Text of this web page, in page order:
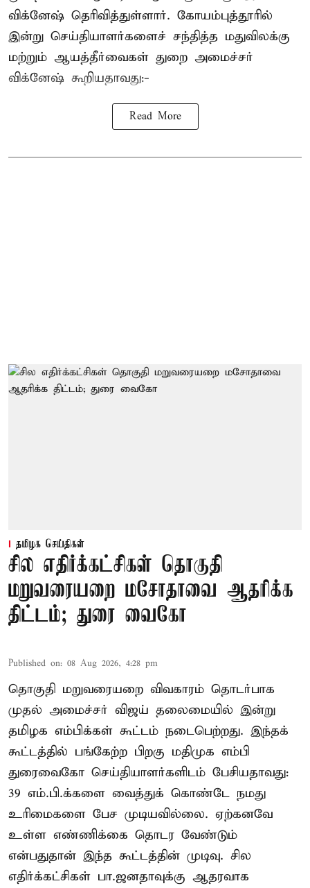
விக்னேஷ் தெரிவித்துள்ளார். கோயம்புத்தூரில்
இன்று செய்தியாளர்களைச் சந்தித்த மதுவிலக்கு
மற்றும் ஆயத்தீர்வைகள் துறை அமைச்சர்
விக்னேஷ் கூறியதாவது:-
Read More
தமிழக செய்திகள்
சில எதிர்க்கட்சிகள் தொகுதி
மறுவரையறை மசோதாவை ஆதரிக்க
திட்டம்; துரை வைகோ
Published on: 08 Aug 2026, 4:28 pm
தொகுதி மறுவரையறை விவகாரம் தொடர்பாக
முதல் அமைச்சர் விஜய் தலைமையில் இன்று
தமிழக எம்பிக்கள் கூட்டம் நடைபெற்றது. இந்தக்
கூட்டத்தில் பங்கேற்ற பிறகு மதிமுக எம்பி
துரைவைகோ செய்தியாளர்களிடம் பேசியதாவது:
39 எம்.பி.க்களை வைத்துக் கொண்டே நமது
உரிமைகளை பேச முடியவில்லை. ஏற்கனவே
உள்ள எண்ணிக்கை தொடர வேண்டும்
என்பதுதான் இந்த கூட்டத்தின் முடிவு. சில
எதிர்க்கட்சிகள் பா.ஜனதாவுக்கு ஆதரவாக